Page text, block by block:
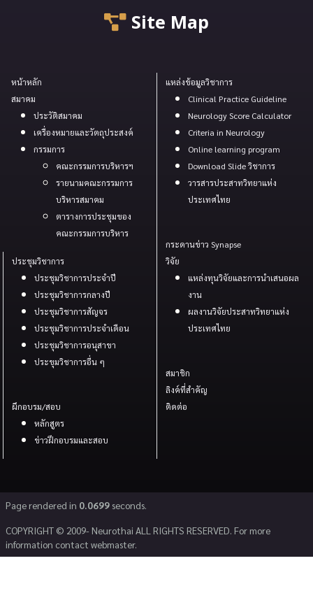
Site Map
หน้าหลัก
สมาคม
ประวัติสมาคม
เครื่องหมายและวัตถุประสงค์
กรรมการ
คณะกรรมการบริหารฯ
รายนามคณะกรรมการ
บริหารสมาคม
ตารางการประชุมของ
คณะกรรมการบริหาร
แหล่งข้อมูลวิชาการ
Clinical Practice Guideline
Neurology Score Calculator
Criteria in Neurology
Online learning program
Download Slide วิชาการ
วารสารประสาทวิทยาแห่ง
ประเทศไทย
กระดานข่าว Synapse
ประชุมวิชาการ
ประชุมวิชาการประจำปี
ประชุมวิชาการกลางปี
ประชุมวิชาการสัญจร
ประชุมวิชาการประจำเดือน
ประชุมวิชาการอนุสาขา
ประขุมวิชาการอื่น ๆ
ผึกอบรม/สอบ
หลักสูตร
ข่าวฝึกอบรมและสอบ
วิจัย
แหล่งทุนวิจัยและการนำเสนอผล
งาน
ผลงานวิจัยประสาทวิทยาแห่ง
ประเทศไทย
สมาชิก
ลิงค์ที่สำคัญ
ติดต่อ
Page rendered in 0.0699 seconds.
COPYRIGHT © 2009- Neurothai ALL RIGHTS RESERVED. For more
information contact webmaster.